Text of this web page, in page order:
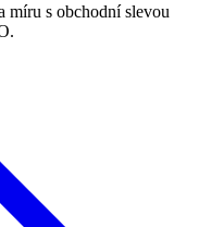
míru s obchodní slevou